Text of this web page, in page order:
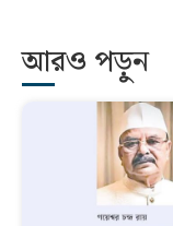
আরও পড়ুন